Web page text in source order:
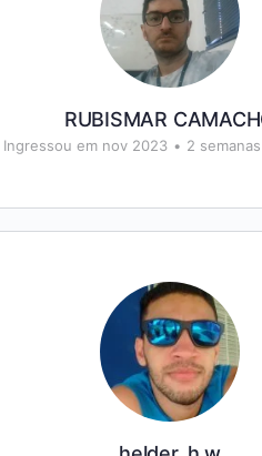
RUBISMAR
Ingressou em nov 2023 • 2